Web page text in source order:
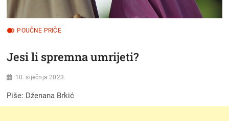
POUČNE PRIČE
Jesi li spremna umrijeti?
10. siječnja 2023.
Piše: Dženana Brkić